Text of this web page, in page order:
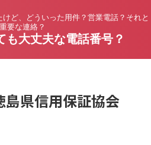
ど、どういった用件？営業電話？それと
要な連絡？
も大丈夫な電話番号？
県信用保証協会